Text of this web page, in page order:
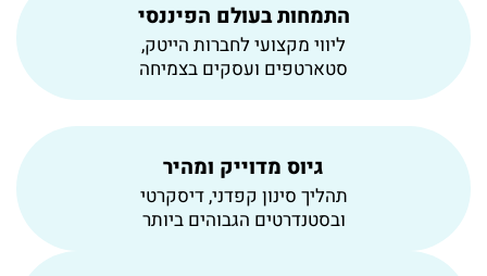
התמחות בעולם הפיננסי
ליווי מקצועי לחברות הייטק,
סטארטפים ועסקים בצמיחה
גיוס מדוייק ומהיר
תהליך סינון קפדני, דיסקרטי
ובסטנדרטים הגבוהים ביותר